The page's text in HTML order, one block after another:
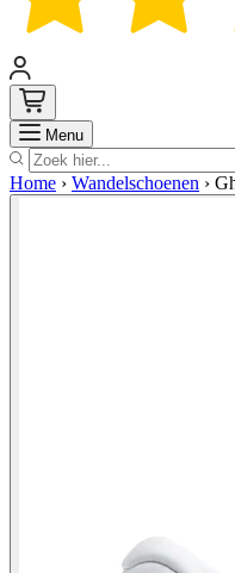
Menu Zoek
Home › Wandelschoenen ›